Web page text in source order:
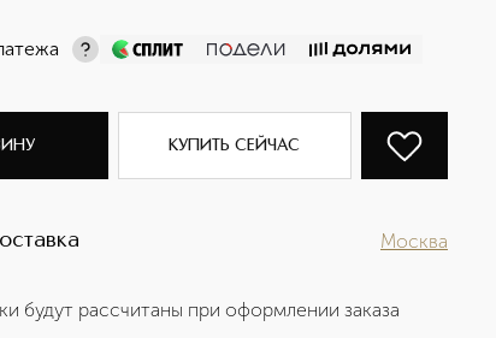
КУПИТЬ СЕЙЧАС
Москва
будут рассчитаны при оформлении заказа